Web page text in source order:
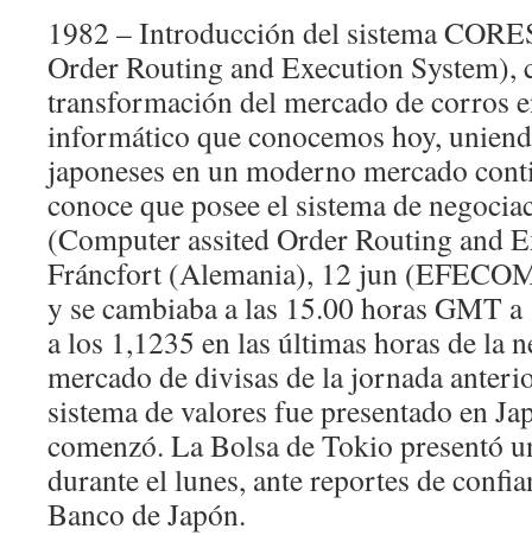
1982 – Introducción del sistema
Order Routing and Execution System),
transformación del mercado de corros
informático que conocemos hoy,
japoneses en un moderno mercado
conoce que posee el sistema de
(Computer assited Order Routing and
Fráncfort (Alemania), 12 jun
y se cambiaba a las 15.00 horas GMT
a los 1,1235 en las últimas horas de la
mercado de divisas de la jornada
sistema de valores fue presentado en
comenzó. La Bolsa de Tokio presentó
durante el lunes, ante reportes de
Banco de Japón.